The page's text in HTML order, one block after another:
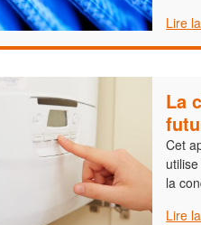
Lire
La
Cet
la
Lire